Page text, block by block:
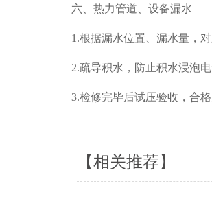
六、热力管道、设备漏水
1.根据漏水位置、漏水量，
2.疏导积水，防止积水浸泡
3.检修完毕后试压验收，合格
【相关推荐】